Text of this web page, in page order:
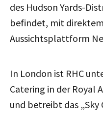
des Hudson Yards-
befindet, mit
Aussichtsplattform
In London ist RHC
Catering in der
und betreibt das „Sky